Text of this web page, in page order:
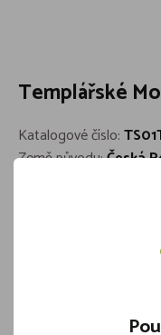
Templářské
Katalogové číslo:
Země původu:Česká
Templářské